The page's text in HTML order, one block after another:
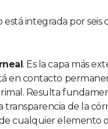
está integrada por seis
. Es la capa más
en contacto
Resulta
transparencia de la
cualquier elemento